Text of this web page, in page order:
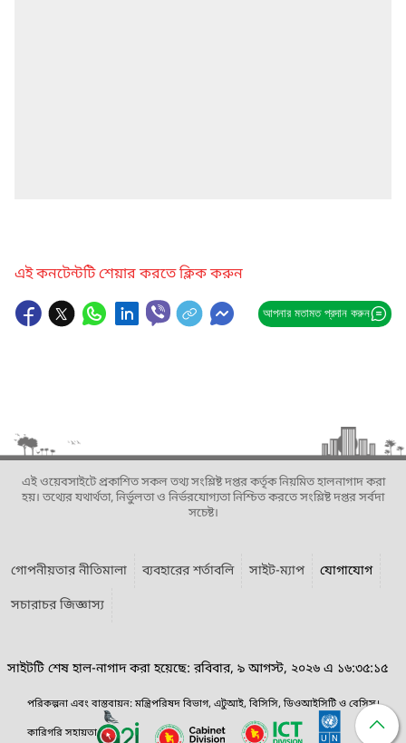
এই কনটেন্টটি শেয়ার করতে ক্লিক করুন
আপনার মতামত প্রদান করুন
এই ওয়েবসাইটে প্রকাশিত সকল তথ্য সংশ্লিষ্ট দপ্তর কর্তৃক নিয়মিত হালনাগাদ করা
হয়। তথ্যের যথার্থতা, নির্ভুলতা ও নির্ভরযোগ্যতা নিশ্চিত করতে সংশ্লিষ্ট দপ্তর সর্বদা
সচেষ্ট।
গোপনীয়তার নীতিমালা ব্যবহারের শর্তাবলি সাইট-ম্যাপ
যোগাযোগ
সচারাচর জিজ্ঞাস্য
সাইটটি শেষ হাল-নাগাদ করা হয়েছে: রবিবার, ৯ আগস্ট, ২০২৬ এ ১৬:৩৫:১৫
পরিকল্পনা এবং বাস্তবায়ন: মন্ত্রিপরিষদ বিভাগ, এটুআই, বিসিসি, ডিওআইসিটি ও বেসিস।
কারিগরি সহায়তা